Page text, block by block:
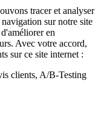
tracer et analyser
sur notre site
en
Avec votre accord,
sur ce site internet :
clients, A/B-Testing